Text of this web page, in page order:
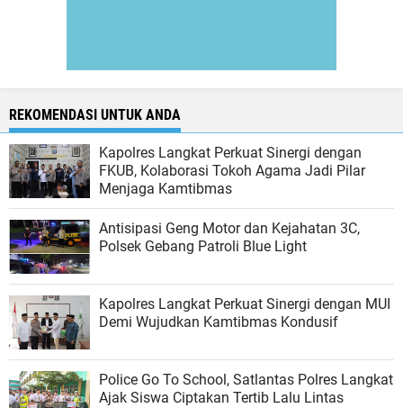
REKOMENDASI UNTUK ANDA
Kapolres Langkat Perkuat Sinergi dengan
FKUB, Kolaborasi Tokoh Agama Jadi Pilar
Menjaga Kamtibmas
Antisipasi Geng Motor dan Kejahatan 3C,
Polsek Gebang Patroli Blue Light
Kapolres Langkat Perkuat Sinergi dengan MUI
Demi Wujudkan Kamtibmas Kondusif
Police Go To School, Satlantas Polres Langkat
Ajak Siswa Ciptakan Tertib Lalu Lintas